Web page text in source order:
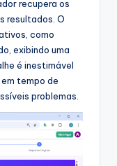
recupera os
resultados. O
como
exibindo uma
é inestimável
tempo de
problemas.